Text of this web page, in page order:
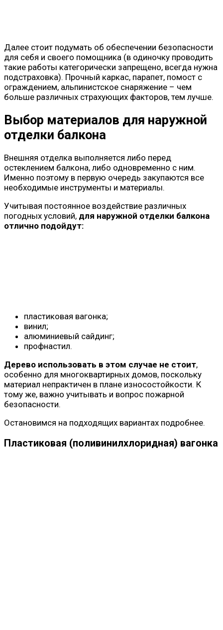
Далее стоит подумать об обеспечении безопасности
для себя и своего помощника (в одиночку проводить
такие работы категорически запрещено, всегда нужна
подстраховка). Прочный каркас, парапет, помост с
ограждением, альпинистское снаряжение – чем
больше различных страхующих факторов, тем лучше.
Выбор материалов для наружной
отделки балкона
Внешняя отделка выполняется либо перед
остеклением балкона, либо одновременно с ним.
Именно поэтому в первую очередь закупаются все
необходимые инструменты и материалы.
Учитывая постоянное воздействие различных
погодных условий, для наружной отделки балкона
отлично подойдут:
пластиковая вагонка;
винил;
алюминиевый сайдинг;
профнастил.
Дерево использовать в этом случае не стоит,
особенно для многоквартирных домов, поскольку
материал непрактичен в плане износостойкости. К
тому же, важно учитывать и вопрос пожарной
безопасности.
Остановимся на подходящих вариантах подробнее.
Пластиковая (поливинилхлоридная) вагонка